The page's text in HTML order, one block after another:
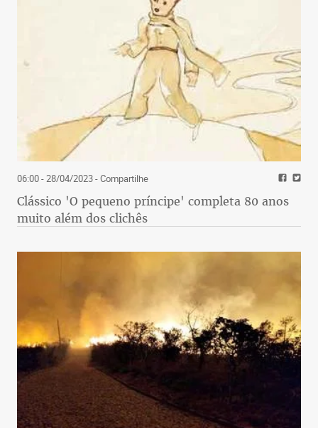
06:00 - 28/04/2023- Compartilhe
Clássico 'O pequeno príncipe' completa 80 anos
muito além dos clichês